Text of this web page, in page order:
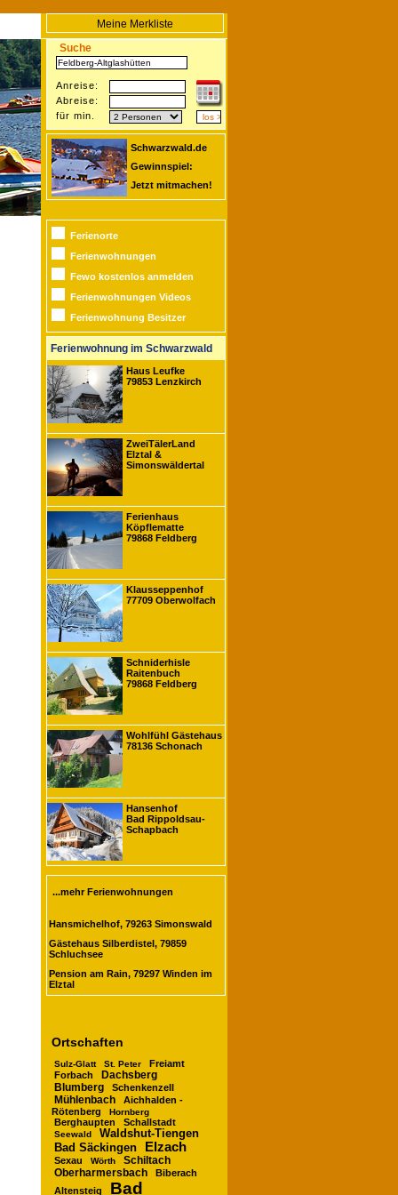
Meine Merkliste
Suche
Anreise:
Abreise:
für min.
Schwarzwald.de
Gewinnspiel:
Jetzt mitmachen!
Ferienorte
Ferienwohnungen
Fewo kostenlos anmelden
Ferienwohnungen Videos
Ferienwohnung Besitzer
Ferienwohnung im Schwarzwald
Haus Leufke
79853 Lenzkirch
ZweiTälerLand
Elztal &
Simonswäldertal
Ferienhaus
Köpflematte
79868 Feldberg
Klausseppenhof
77709 Oberwolfach
Schniderhisle
Raitenbuch
79868 Feldberg
Wohlfühl Gästehaus
78136 Schonach
Hansenhof
Bad Rippoldsau-
Schapbach
...mehr Ferienwohnungen
Hansmichelhof, 79263 Simonswald
Gästehaus Silberdistel, 79859
Schluchsee
Pension am Rain, 79297 Winden im
Elztal
Ortschaften
Sulz-Glatt St. Peter
Freiamt
Forbach
Dachsberg
Blumberg
Schenkenzell
Mühlenbach
Aichhalden -
Rötenberg
Hornberg
Berghaupten Schallstadt
Seewald Waldshut-Tiengen
Bad Säckingen Elzach
Sexau Wörth
Schiltach
Oberharmersbach
Biberach
Altensteig
Bad